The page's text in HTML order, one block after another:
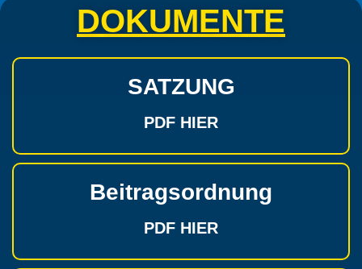
DOKUMENTE
SATZUNG
PDF HIER
Beitragsordnung
PDF HIER